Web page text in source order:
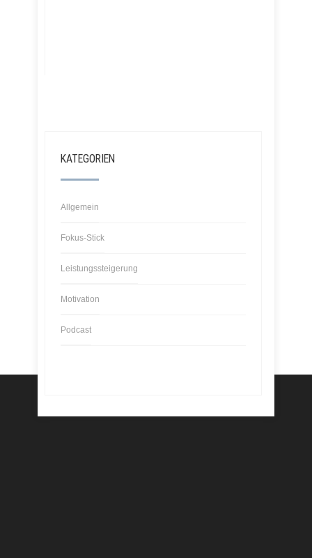
KATEGORIEN
Allgemein
Fokus-Stick
Leistungssteigerung
Motivation
Podcast